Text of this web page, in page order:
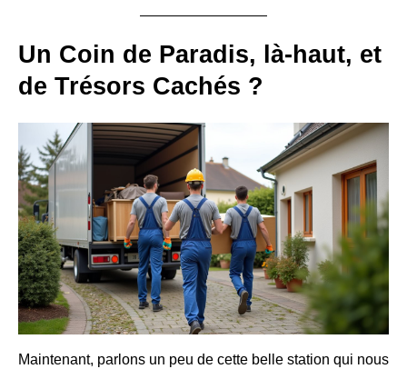
Un Coin de Paradis, là-haut, et
de Trésors Cachés ?
Maintenant, parlons un peu de cette belle station qui nous